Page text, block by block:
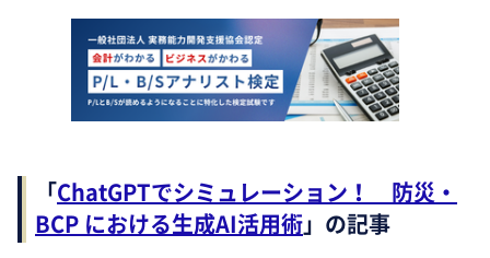
「ChatGPTでシミュレーション！ 防災・
BCP における生成AI活用術」の記事